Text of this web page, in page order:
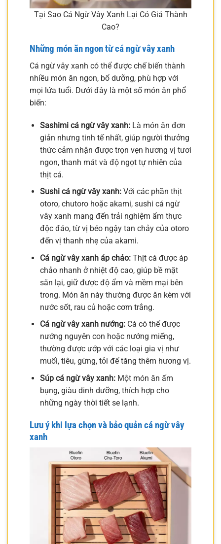
Tại Sao Cá Ngừ Vây Xanh Lại Có Giá Thành
Cao?
Những món ăn ngon từ cá ngừ vây xanh
Cá ngừ vây xanh có thể được chế biến thành
nhiều món ăn ngon, bổ dưỡng, phù hợp với
mọi lứa tuổi. Dưới đây là một số món ăn phổ
biến:
Sashimi cá ngừ vây xanh:Là món ăn đơn
giản nhưng tinh tế nhất, giúp người thưởng
thức cảm nhận được trọn vẹn hương vị tươi
ngon, thanh mát và độ ngọt tự nhiên của
thịt cá.
Sushi cá ngừ vây xanh:Với các phần thịt
otoro, chutoro hoặc akami, sushi cá ngừ
vây xanh mang đến trải nghiệm ẩm thực
độc đáo, từ vị béo ngậy tan chảy của otoro
đến vị thanh nhẹ của akami.
Cá ngừ vây xanh áp chảo:Thịt cá được áp
chảo nhanh ở nhiệt độ cao, giúp bề mặt
săn lại, giữ được độ ẩm và mềm mại bên
trong. Món ăn này thường được ăn kèm với
nước sốt, rau củ hoặc cơm trắng.
Cá ngừ vây xanh nướng:Cá có thể được
nướng nguyên con hoặc nướng miếng,
thường được ướp với các loại gia vị như
muối, tiêu, gừng, tỏi để tăng thêm hương vị.
Súp cá ngừ vây xanh:Một món ăn ấm
bụng, giàu dinh dưỡng, thích hợp cho
những ngày thời tiết se lạnh.
Lưu ý khi lựa chọn và bảo quản cá ngừ vây
xanh